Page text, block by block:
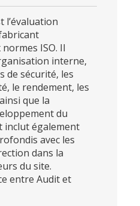
l’évaluation
ISO. Il
interne,
de sécurité, les
le rendement, les
que la
du
inclut également
avec les
dans la
du site.
entre Audit et